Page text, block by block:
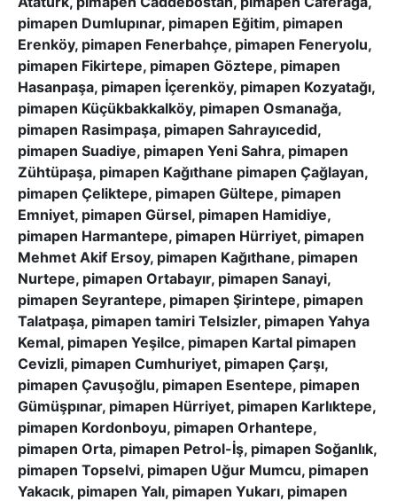
pimapen Dumlupınar, pimapen Eğitim, pimapen
Erenköy, pimapen Fenerbahçe, pimapen Feneryolu,
pimapen Fikirtepe, pimapen Göztepe, pimapen
Hasanpaşa, pimapen İçerenköy, pimapen Kozyatağı,
pimapen Küçükbakkalköy, pimapen Osmanağa,
pimapen Rasimpaşa, pimapen Sahrayıcedid,
pimapen Suadiye, pimapen Yeni Sahra, pimapen
Zühtüpaşa, pimapen Kağıthane pimapen Çağlayan,
pimapen Çeliktepe, pimapen Gültepe, pimapen
Emniyet, pimapen Gürsel, pimapen Hamidiye,
pimapen Harmantepe, pimapen Hürriyet, pimapen
Mehmet Akif Ersoy, pimapen Kağıthane, pimapen
Nurtepe, pimapen Ortabayır, pimapen Sanayi,
pimapen Seyrantepe, pimapen Şirintepe, pimapen
Talatpaşa, pimapen tamiri Telsizler, pimapen Yahya
Kemal, pimapen Yeşilce, pimapen Kartal pimapen
Cevizli, pimapen Cumhuriyet, pimapen Çarşı,
pimapen Çavuşoğlu, pimapen Esentepe, pimapen
Gümüşpınar, pimapen Hürriyet, pimapen Karlıktepe,
pimapen Kordonboyu, pimapen Orhantepe,
pimapen Orta, pimapen Petrol-İş, pimapen Soğanlık,
pimapen Topselvi, pimapen Uğur Mumcu, pimapen
Yakacık, pimapen Yalı, pimapen Yukarı, pimapen